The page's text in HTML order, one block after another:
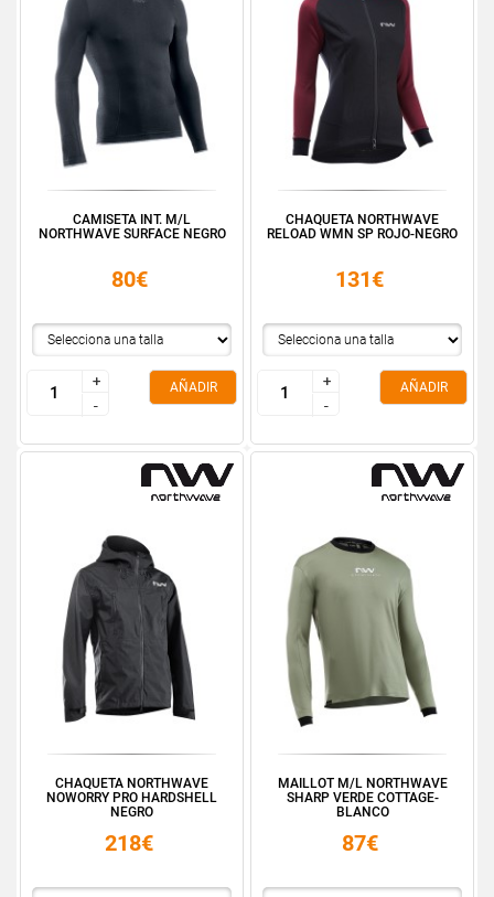
CAMISETA INT. M/L
NORTHWAVE SURFACE NEGRO
80€
+
-
+
-
AÑADIR
CHAQUETA NORTHWAVE
RELOAD WMN SP ROJO-NEGRO
131€
+
-
+
-
AÑADIR
CHAQUETA NORTHWAVE
NOWORRY PRO HARDSHELL
NEGRO
218€
MAILLOT M/L NORTHWAVE
SHARP VERDE COTTAGE-
BLANCO
87€